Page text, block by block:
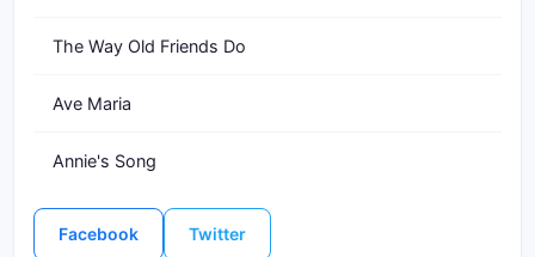
The Way Old Friends Do
Ave Maria
Annie's Song
Facebook Twitter